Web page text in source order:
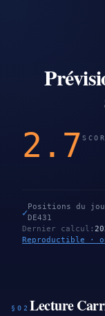
2.7
✓
Positions du
DE431
Dernier calcul :
Reproductible ·
§02 Lecture